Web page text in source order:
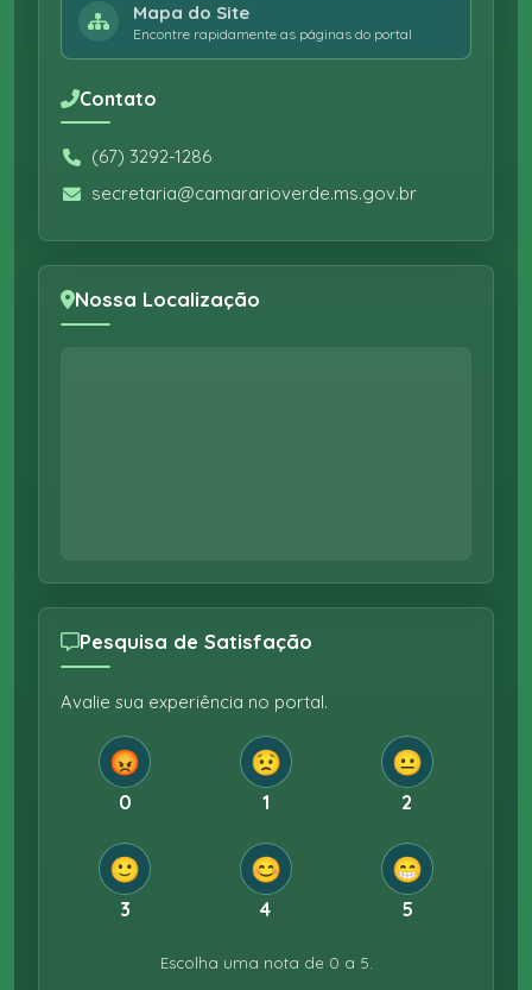
Mapa do Site
Encontre rapidamente as páginas do portal
Contato
(67) 3292-1286
secretaria@camararioverde.ms.gov.br
Nossa Localização
Pesquisa de Satisfação
Avalie sua experiência no portal.
😡
0
😟
1
😐
2
🙂
3
😊
4
😁
5
Escolha uma nota de 0 a 5.